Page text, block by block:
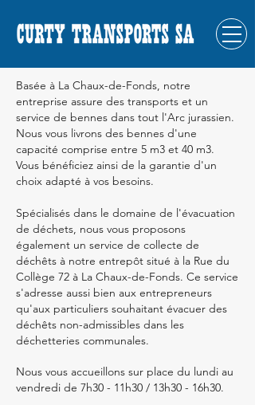
Basée à La Chaux-de-Fonds, notre
entreprise assure des transports et un
service de bennes dans tout l'Arc jurassien.
Nous vous livrons des bennes d'une
capacité comprise entre 5 m3 et 40 m3.
Vous bénéficiez ainsi de la garantie d'un
choix adapté à vos besoins.
Spécialisés dans le domaine de l'évacuation
de déchets, nous vous proposons
également un service de collecte de
déchêts à notre entrepôt situé à la Rue du
Collège 72 à La Chaux-de-Fonds. Ce service
s'adresse aussi bien aux entrepreneurs
qu'aux particuliers souhaitant évacuer des
déchêts non-admissibles dans les
déchetteries communales.
Nous vous accueillons sur place du lundi au
vendredi de 7h30 - 11h30 / 13h30 - 16h30.